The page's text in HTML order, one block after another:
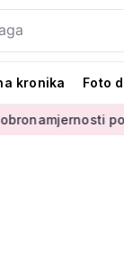
kronika Foto
postaju meta